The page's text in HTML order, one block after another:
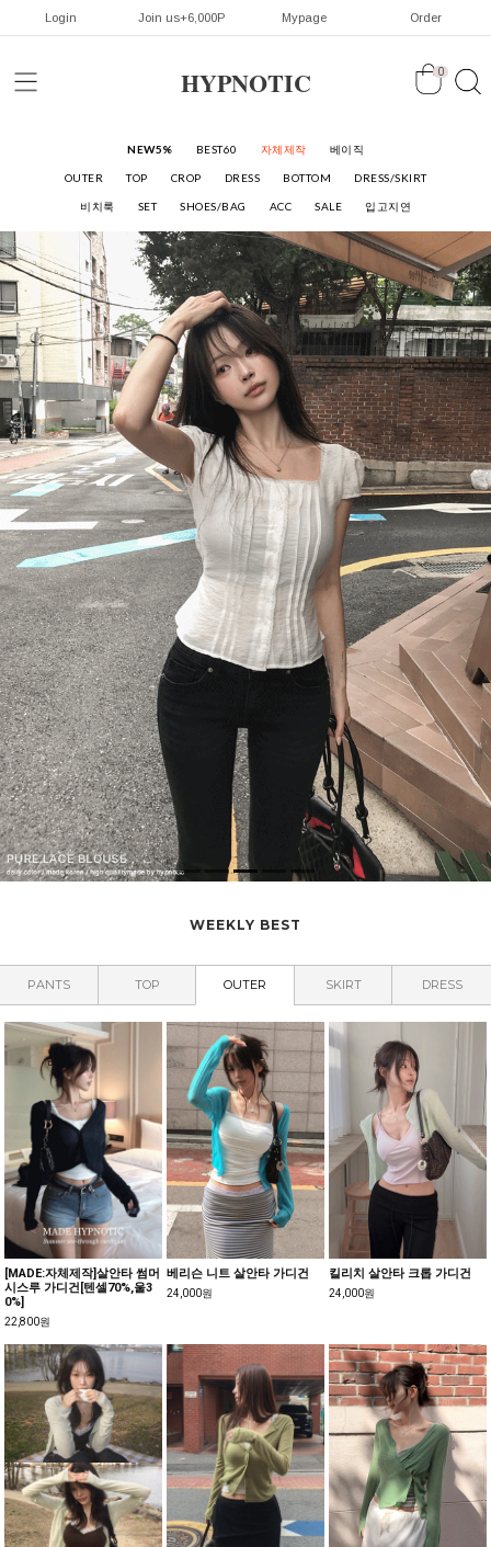
Login Join us+6,000P Mypage Order
HYPNOTIC 0
NEW5% BEST60 자체제작 베이직
OUTER TOP CROP DRESS BOTTOM DRESS/SKIRT
비치룩 SET SHOES/BAG ACC SALE 입고지연
WEEKLY BEST
PANTS TOP OUTER SKIRT DRESS
[MADE:자체제작]살안타 썸머
시스루 가디건[텐셀70%,울3
0%]
22,800원
베리슨 니트 살안타 가디건
24,000원
킬리치 살안타 크롭 가디건
24,000원